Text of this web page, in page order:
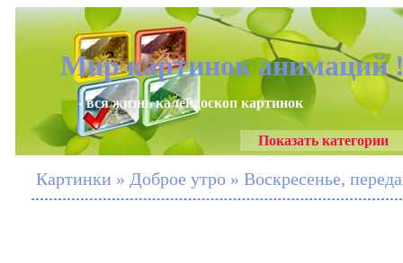
Мир картинок анимаций
- вся жизнь калейдоскоп картинок
Показать категории
Картинки » Доброе утро » Воскресенье,